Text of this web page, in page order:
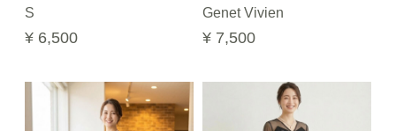
S
¥ 6,500
Genet Vivien
¥ 7,500